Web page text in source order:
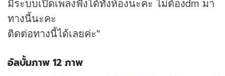
ทางนี้นะคะ
ติดต่อทางนี้ได้เลยค่ะ"
อัลบั้มภาพ 12 ภาพ